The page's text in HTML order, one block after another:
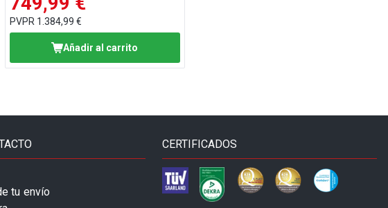
PVPR 1.384,99 €
Añadir al carrito
tu envío
CERTIFICADOS